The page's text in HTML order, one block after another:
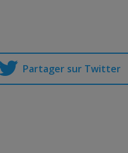
Partager sur Twitter